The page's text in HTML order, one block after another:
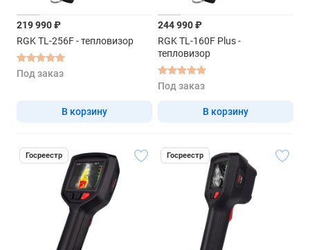
219 990 ₽
RGK TL-256F - тепловизор
Под заказ
В корзину
244 990 ₽
RGK TL-160F Plus -
тепловизор
Под заказ
В корзину
Госреестр Госреестр